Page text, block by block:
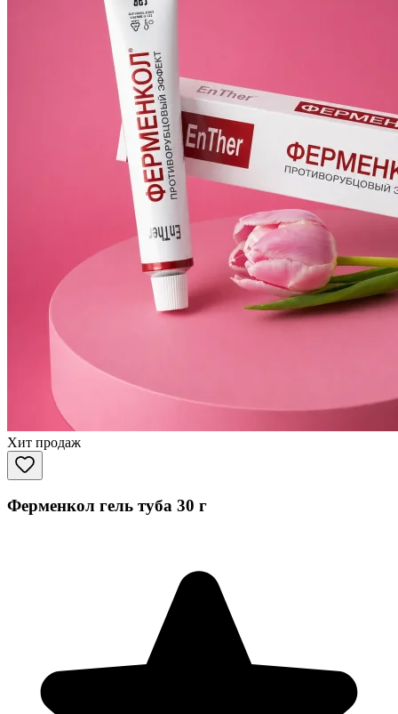
Хит продаж
Ферменкол гель туба 30 г